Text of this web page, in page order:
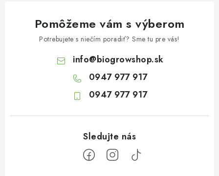
Pomôžeme vám s výberom
Potrebujete s niečím poradiť? Sme tu pre vás!
info@biogrowshop.sk
0947 977 917
0947 977 917